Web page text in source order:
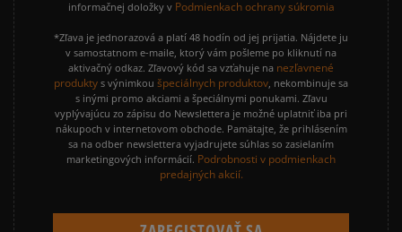
informačnej doložky v Podmienkach ochrany súkromia
*Zľava je jednorazová a platí 48 hodín od jej prijatia. Nájdete ju
v samostatnom e-maile, ktorý vám pošleme po kliknutí na
aktivačný odkaz. Zľavový kód sa vzťahuje na nezľavnené
produkty s výnimkou špeciálnych produktov, nekombinuje sa
s inými promo akciami a špeciálnymi ponukami. Zľavu
vyplývajúcu zo zápisu do Newslettera je možné uplatniť iba pri
nákupoch v internetovom obchode. Pamätajte, že prihlásením
sa na odber newslettera vyjadrujete súhlas so zasielaním
marketingových informácií. Podrobnosti v podmienkach
predajných akcií.